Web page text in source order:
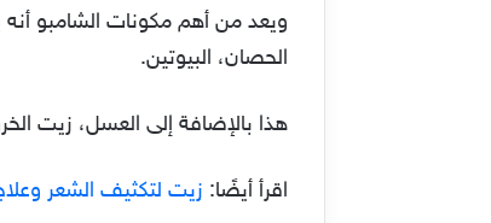
ويعد من أهم مكونات الشامبو
الحصان، البيوتين.
هذا بالإضافة إلى العسل، زيت
اقرأ أيضًا: زيت لتكثيف الشعر